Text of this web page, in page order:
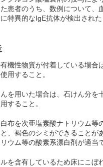
患者のうち、数例について、
特異的なIgE抗体が検出され
機性物質が付着している場合
用すること。
を用いた場合は、石けん分を
すること。
布を次亜塩素酸ナトリウム等
、褐色のシミができることが
ウム等の酸素系漂白剤が適当
を含有しているため床にこぼ